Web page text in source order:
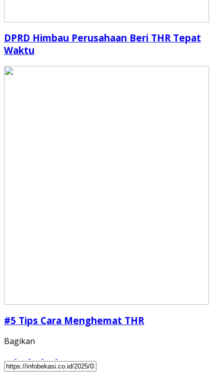
DPRD Himbau Perusahaan Beri THR Tepat
Waktu
#5 Tips Cara Menghemat THR
Bagikan